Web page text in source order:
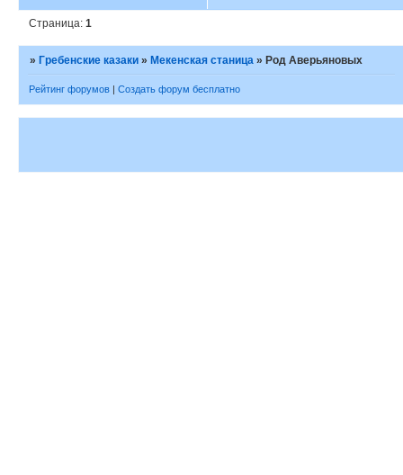
Страница:1
» Гребенские казаки » Мекенская станица » Род Аверьяновых
Рейтинг форумов | Создать форум бесплатно